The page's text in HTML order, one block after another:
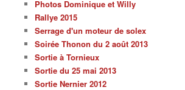
Photos Dominique et Willy
Rallye 2015
Serrage d'un moteur de solex
Soirée Thonon du 2 août 2013
Sortie à Tornieux
Sortie du 25 mai 2013
Sortie Nernier 2012